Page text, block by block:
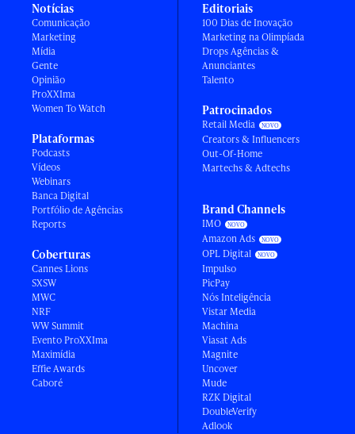
Notícias
Comunicação
Marketing
Mídia
Gente
Opinião
ProXXIma
Women To Watch
Plataformas
Podcasts
Vídeos
Webinars
Banca Digital
Portfólio de Agências
Reports
Coberturas
Cannes Lions
SXSW
MWC
NRF
WW Summit
Evento ProXXIma
Maximídia
Effie Awards
Caboré
Editoriais
100 Dias de Inovação
Marketing na Olimpíada
Drops Agências &
Anunciantes
Talento
Patrocinados
Retail Media
Creators & Influencers
Out-Of-Home
Martechs & Adtechs
Brand Channels
IMO
Amazon Ads
OPL Digital
Impulso
PicPay
Nós Inteligência
Vistar Media
Machina
Viasat Ads
Magnite
Uncover
Mude
RZK Digital
DoubleVerify
Adlook